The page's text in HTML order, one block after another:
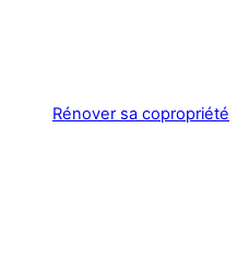
Rénover sa copropriété